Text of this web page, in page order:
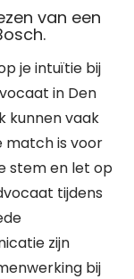
van een
je intuïtie bij
in Den
kunnen vaak
match is voor
stem en let op
tijdens
zijn
bij